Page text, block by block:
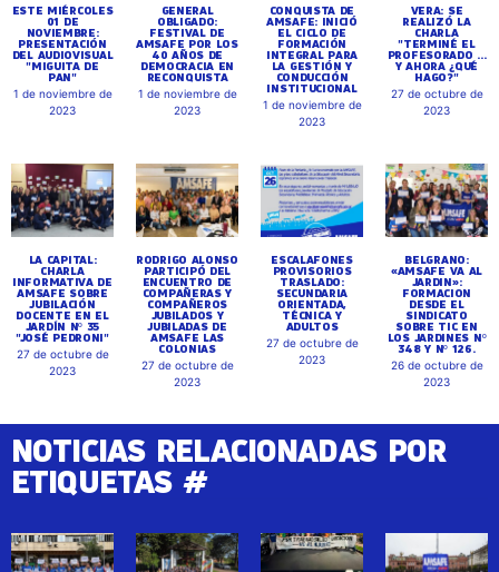
ESTE MIÉRCOLES
01 DE
NOVIEMBRE:
PRESENTACIÓN
DEL AUDIOVISUAL
"MIGUITA DE
PAN"
1 de noviembre de
2023
GENERAL
OBLIGADO:
FESTIVAL DE
AMSAFE POR LOS
40 AÑOS DE
DEMOCRACIA EN
RECONQUISTA
1 de noviembre de
2023
CONQUISTA DE
AMSAFE: INICIÓ
EL CICLO DE
FORMACIÓN
INTEGRAL PARA
LA GESTIÓN Y
CONDUCCIÓN
INSTITUCIONAL
1 de noviembre de
2023
VERA: SE
REALIZÓ LA
CHARLA
"TERMINÉ EL
PROFESORADO ...
Y AHORA ¿QUÉ
HAGO?"
27 de octubre de
2023
LA CAPITAL:
CHARLA
INFORMATIVA DE
AMSAFE SOBRE
JUBILACIÓN
DOCENTE EN EL
JARDÍN Nº 35
"JOSÉ PEDRONI"
27 de octubre de
2023
RODRIGO ALONSO
PARTICIPÓ DEL
ENCUENTRO DE
COMPAÑERAS Y
COMPAÑEROS
JUBILADOS Y
JUBILADAS DE
AMSAFE LAS
COLONIAS
27 de octubre de
2023
ESCALAFONES
PROVISORIOS
TRASLADO:
SECUNDARIA
ORIENTADA,
TÉCNICA Y
ADULTOS
27 de octubre de
2023
BELGRANO:
«AMSAFE VA AL
JARDIN»:
FORMACION
DESDE EL
SINDICATO
SOBRE TIC EN
LOS JARDINES Nº
348 Y Nº 126.
26 de octubre de
2023
NOTICIAS RELACIONADAS POR
ETIQUETAS #